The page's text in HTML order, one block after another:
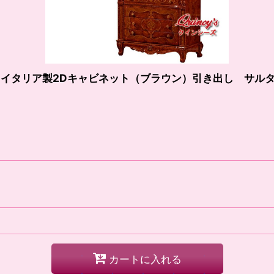
リア製2Dキャビネット（ブラウン）引き出し サル
カートに入れる